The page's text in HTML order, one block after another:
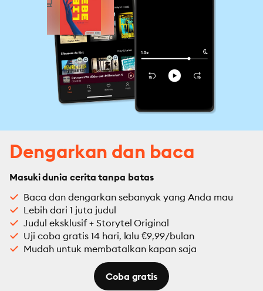
Dengarkan dan baca
Masuki dunia cerita tanpa batas
Baca dan dengarkan sebanyak yang Anda mau
Lebih dari 1 juta judul
Judul eksklusif + Storytel Original
Uji coba gratis 14 hari, lalu €9,99/bulan
Mudah untuk membatalkan kapan saja
Coba gratis